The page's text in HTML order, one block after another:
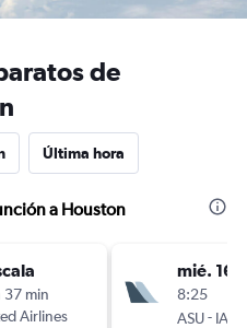
de
Última hora
a Houston
37 min
Airlines
mié.
8:25
ASU- IAH